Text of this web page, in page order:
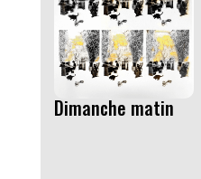
Dimanche matin